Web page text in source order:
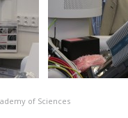
of Sciences